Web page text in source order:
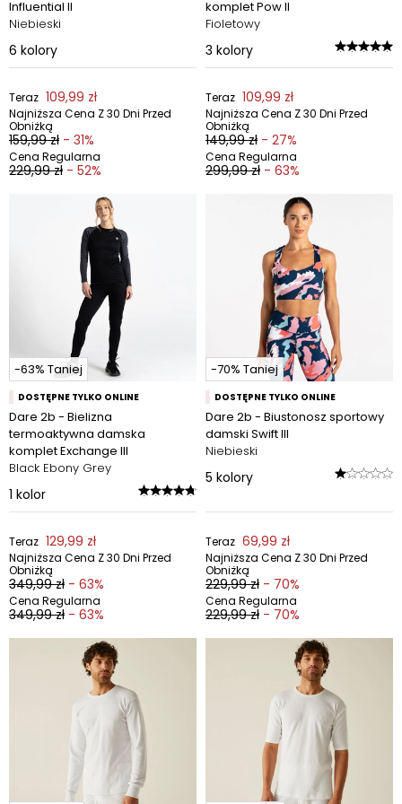
Influential II
Niebieski
6 kolory
Teraz 109,99 zł
Najniższa Cena Z 30 Dni Przed
Obniżką
159,99 zł - 31%
Cena Regularna
229,99 zł - 52%
komplet Pow II
Fioletowy
3 kolory
Teraz 109,99 zł
Najniższa Cena Z 30 Dni Przed
Obniżką
149,99 zł - 27%
Cena Regularna
299,99 zł - 63%
-63% Taniej
DOSTĘPNE TYLKO ONLINE
Dare 2b - Bielizna
termoaktywna damska
komplet Exchange III
Black Ebony Grey
1 kolor
Teraz 129,99 zł
Najniższa Cena Z 30 Dni Przed
Obniżką
349,99 zł - 63%
Cena Regularna
349,99 zł - 63%
-70% Taniej
DOSTĘPNE TYLKO ONLINE
Dare 2b - Biustonosz sportowy
damski Swift III
Niebieski
5 kolory
Teraz 69,99 zł
Najniższa Cena Z 30 Dni Przed
Obniżką
229,99 zł - 70%
Cena Regularna
229,99 zł - 70%